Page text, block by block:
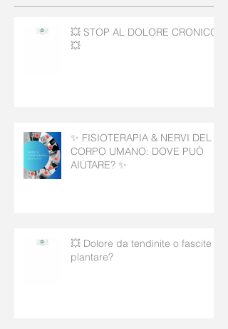
💥 STOP AL DOLORE CRONICO!
💥
✨ FISIOTERAPIA & NERVI DEL
CORPO UMANO: DOVE PUÒ
AIUTARE? ✨
💥 Dolore da tendinite o fascite
plantare?